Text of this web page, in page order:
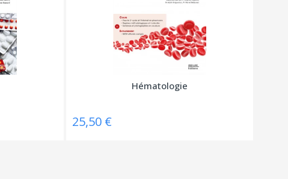
Hématologie
25,50 €